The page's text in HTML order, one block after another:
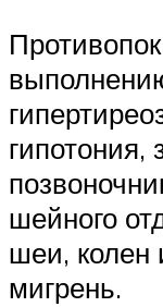
гипотония,
шейного
шеи, колен
мигрень.